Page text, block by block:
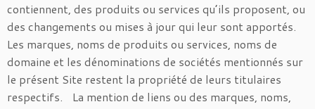
contiennent, des produits ou services qu’ils proposent, ou
des changements ou mises à jour qui leur sont apportés.
Les marques, noms de produits ou services, noms de
domaine et les dénominations de sociétés mentionnés sur
le présent Site restent la propriété de leurs titulaires
respectifs. La mention de liens ou des marques, noms,